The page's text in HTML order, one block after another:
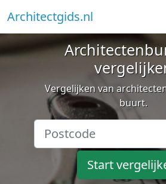
Architectgids.nl
Vergelijken van
buurt.
Start